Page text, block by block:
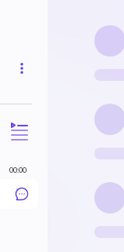
00:00